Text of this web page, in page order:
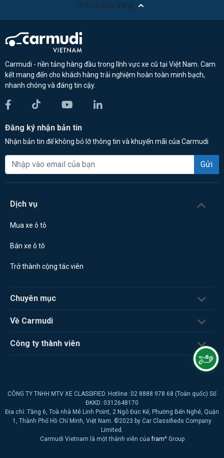
Trở về đầu trang
Carmudi - nền tảng hàng đầu trong lĩnh vực xe cũ tại Việt Nam. Cam
kết mang đến cho khách hàng trải nghiệm hoàn toàn minh bạch,
nhanh chóng và đáng tin cậy.
Đăng ký nhận bản tin
Nhận bản tin để không bỏ lỡ thông tin và khuyến mãi của Carmudi
Gửi
Dịch vụ
Mua xe ô tô
Bán xe ô tô
Trở thành cộng tác viên
Chuyên mục
Về Carmudi
Công ty thành viên
CÔNG TY TNHH MTV XE CLASSIFIED. Hotline: 02 8888 978 68 (Toàn quốc) Số
ĐKKD: 0312648170
Địa chỉ: Tầng 6, Toà nhà Mê Linh Point, 2 Ngô Đức Kế, Phường Bến Nghé, Quận
1, Thành Phố Hồ Chí Minh, Việt Nam. ©2023 by Car Classifieds Company
Limited.
Carmudi Vietnam là một thành viên củafram^ Group